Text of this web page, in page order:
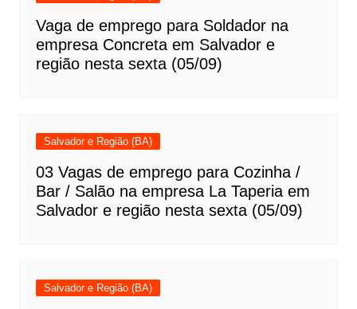
Vaga de emprego para Soldador na
empresa Concreta em Salvador e
região nesta sexta (05/09)
Salvador e Região (BA)
03 Vagas de emprego para Cozinha /
Bar / Salão na empresa La Taperia em
Salvador e região nesta sexta (05/09)
Salvador e Região (BA)